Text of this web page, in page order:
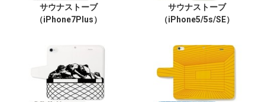
サウナストーブ
（iPhone7Plus）
サウナストーブ
（iPhone5/5s/SE）